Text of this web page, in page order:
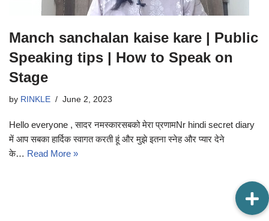
Manch sanchalan kaise kare | Public
Speaking tips | How to Speak on
Stage
by RINKLE June 2, 2023
Hello everyone , सादर नमस्कारसबको मेरा प्रणामNr hindi secret diary
में आप सबका हार्दिक स्वागत करती हूं और मुझे इतना स्नेह और प्यार देने
के… Read More »